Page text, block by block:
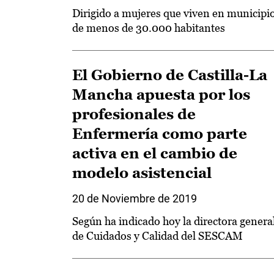
Dirigido a mujeres que viven en
de menos de 30.000 habitantes
El Gobierno de Castilla-La
Mancha apuesta por los
profesionales de
Enfermería como parte
activa en el cambio de
modelo asistencial
20 de Noviembre de 2019
Según ha indicado hoy la directora
de Cuidados y Calidad del SESCAM